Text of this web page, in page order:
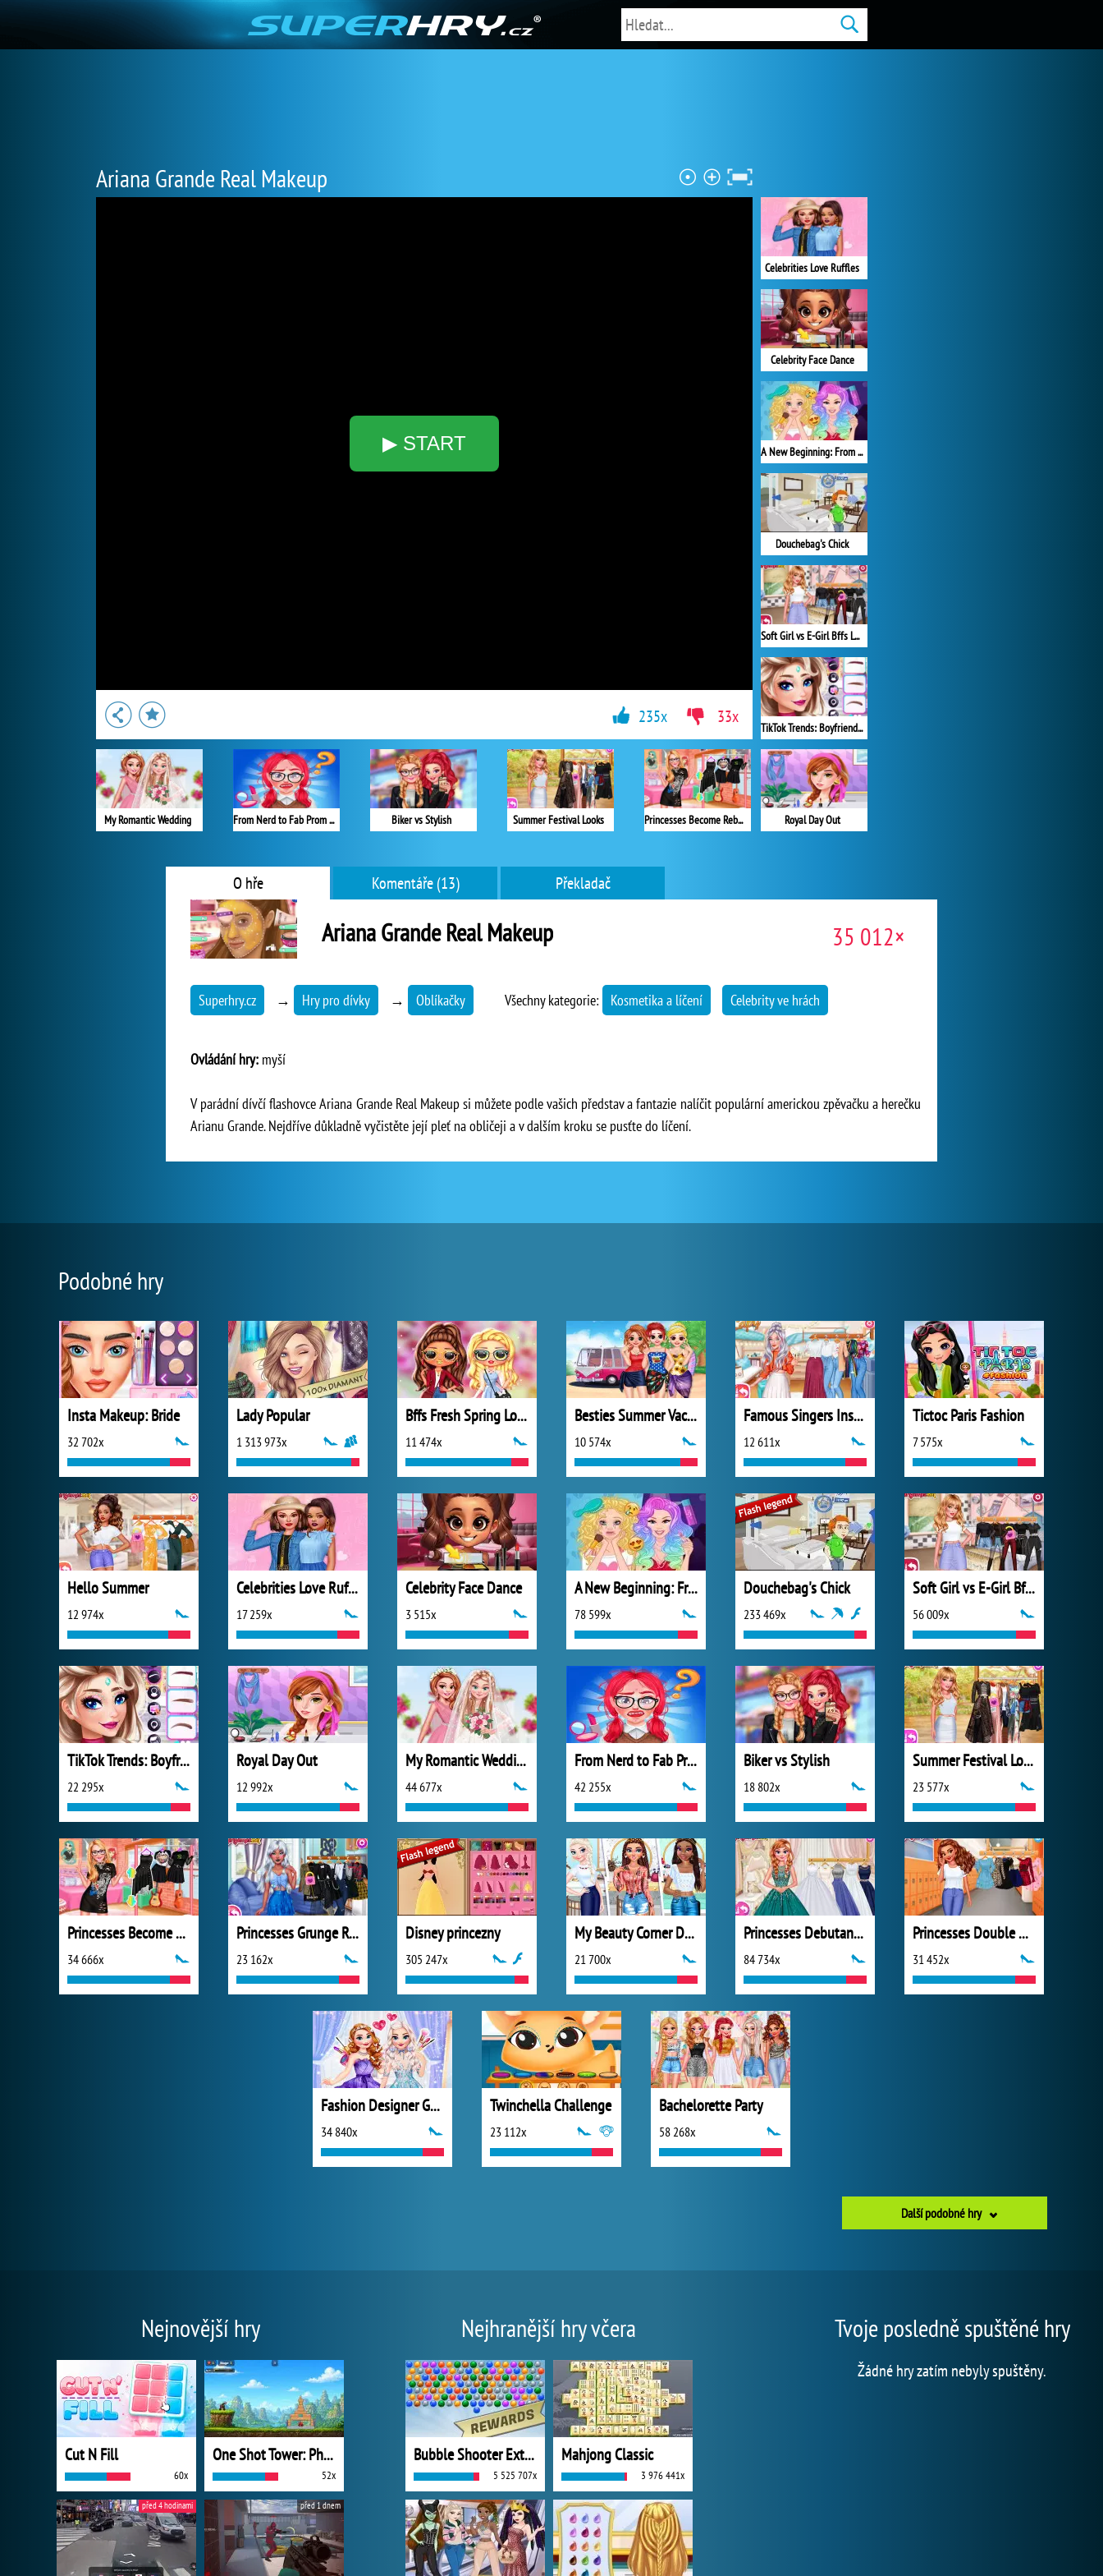
Ariana Grande Real Makeup
▶ START
Celebrities Love Ruffles
Celebrity Face Dance
A New Beginning: From Sad To Fab
Douchebag's Chick
Soft Girl vs E-Girl Bffs Looks
TikTok Trends: Boyfriend Fashion
Royal Day Out
My Romantic Wedding From Nerd to Fab Prom Edition Biker vs Stylish Summer Festival Looks Princesses Become Rebels Punks
235x 33x
O hře Komentáře (13) Překladač
Ariana Grande Real Makeup 35 012×
Superhry.cz → Hry pro dívky → Oblíkačky Všechny kategorie: Kosmetika a líčení Celebrity ve hrách
Ovládání hry: myší
V parádní dívčí flashovce Ariana Grande Real Makeup si můžete podle vašich představ a fantazie nalíčit populární americkou zpěvačku a herečku
Arianu Grande. Nejdříve důkladně vyčistěte její pleť na obličeji a v dalším kroku se pusťte do líčení.
Podobné hry
Insta Makeup: Bride
32 702x
Lady Popular
1 313 973x
Bffs Fresh Spring Look
11 474x
Besties Summer Vacation
10 574x
Famous Singers Insta Divas
12 611x
Tictoc Paris Fashion
7 575x
Hello Summer
12 974x
Celebrities Love Ruffles
17 259x
Celebrity Face Dance
3 515x
A New Beginning: From Sad To Fab
78 599x
Douchebag's Chick
233 469x
Soft Girl vs E-Girl Bffs Looks
56 009x
TikTok Trends: Boyfriend Fashion
22 295x
Royal Day Out
12 992x
My Romantic Wedding
44 677x
From Nerd to Fab Prom Edition
42 255x
Biker vs Stylish
18 802x
Summer Festival Looks
23 577x
Princesses Become Rebels Punks
34 666x
Princesses Grunge Rockstars
23 162x
Disney princezny
305 247x
My Beauty Corner Decoration
21 700x
Princesses Debutante Ball
84 734x
Princesses Double Date
31 452x
Fashion Designer Gala
34 840x
Twinchella Challenge
23 112x
Bachelorette Party
58 268x
Další podobné hry
Nejnovější hry
Cut N Fill
60x
One Shot Tower: Physics Destroyer
52x
před 4 hodinami před 1 dnem
Nejhranější hry včera
Bubble Shooter Extreme
5 525 707x
Mahjong Classic
3 976 441x
Tvoje posledně spuštěné hry
Žádné hry zatím nebyly spuštěny.